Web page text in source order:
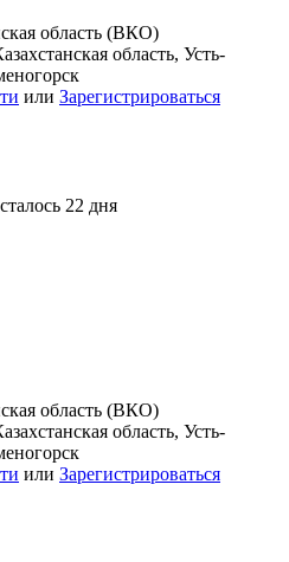
область (ВКО)
область, Усть-
или Зарегистрироваться
22 дня
область (ВКО)
область, Усть-
или Зарегистрироваться